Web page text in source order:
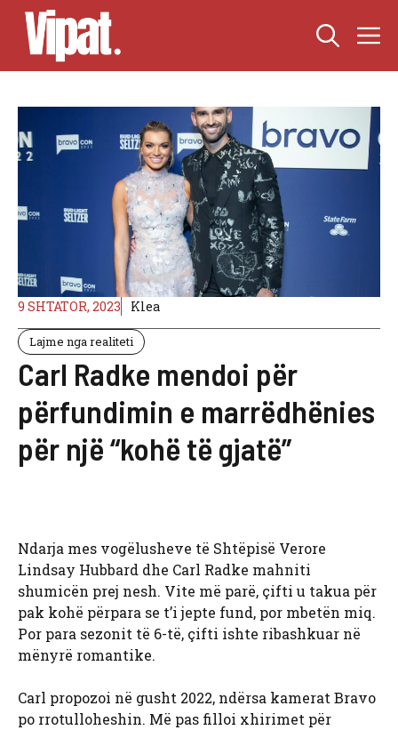
Skip
content
9 SHTATOR, 2023 Klea
Lajme nga realiteti
Carl Radke mendoi për
përfundimin e marrëdhënies
për një “kohë të gjatë”
Ndarja mes vogëlusheve të Shtëpisë Verore
Lindsay Hubbard dhe Carl Radke mahniti
shumicën prej nesh. Vite më parë, çifti u takua për
pak kohë përpara se t’i jepte fund, por mbetën miq.
Por para sezonit të 6-të, çifti ishte ribashkuar në
mënyrë romantike.
Carl propozoi në gusht 2022, ndërsa kamerat Bravo
po rrotulloheshin. Më pas filloi xhirimet për